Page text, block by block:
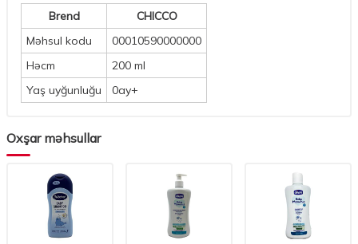
Brend
CHICCO
Məhsul kodu
00010590000000
Həcm
200 ml
Yaş uyğunluğu
0ay+
Oxşar məhsullar